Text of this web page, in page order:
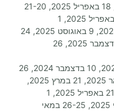
2025, 21 במרץ 2025, 18 באפריל 2025, 21-20
באפריל 2025, 28-27 באפריל 2025, 1
במאי 2025, 16 ביוני 2025, 9 באוגוסט 2025, 24
בספטמבר 2025, 16 בדצמבר 2025, 26
נמיביה: 26 באוגוסט 2024, 10 בדצמבר 2024, 26
בדצמבר 2024, 1 בינואר 2025, 21 במרץ 2025,
18 באפריל 2025, 21-20 באפריל 2025, 1
במאי 2025, 5-4 במאי 2025, 26-25 במאי